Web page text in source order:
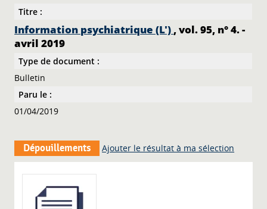
Titre :
Information psychiatrique (L') , vol. 95, n° 4. -
avril 2019
Type de document :
Bulletin
Paru le :
01/04/2019
Dépouillements Ajouter le résultat à ma sélection